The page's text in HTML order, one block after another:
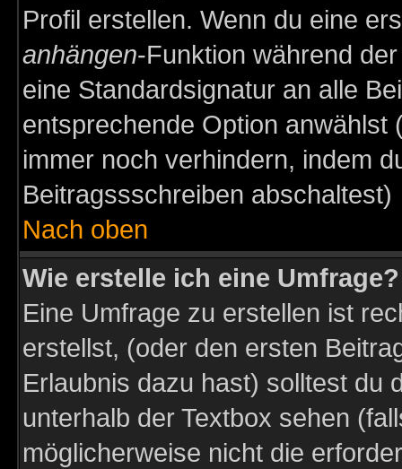
Profil erstellen. Wenn du eine
anhängen-Funktion während
eine Standardsignatur an alle
entsprechende Option anwählst
immer noch verhindern, indem
Beitragssschreiben abschaltest)
Nach oben
Wie erstelle ich eine Umfrage?
Eine Umfrage zu erstellen ist
erstellst, (oder den ersten
Erlaubnis dazu hast) solltest du
unterhalb der Textbox sehen
möglicherweise nicht die